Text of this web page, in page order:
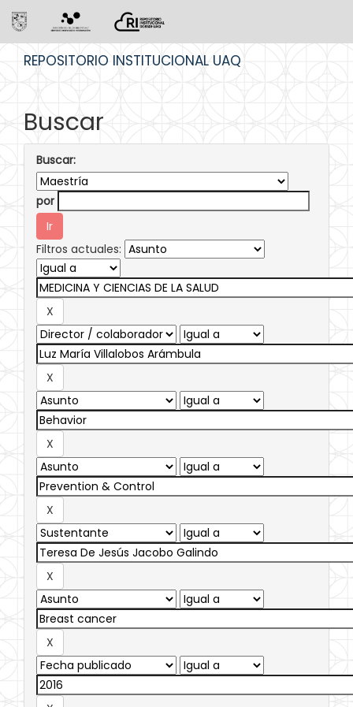
REPOSITORIO INSTITUCIONAL UAQ
Buscar
Buscar:
por
Filtros actuales: